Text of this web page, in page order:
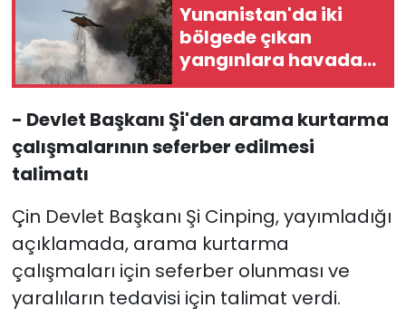
Yunanistan'da iki
bölgede çıkan
yangınlara havadan
ve karadan
- Devlet Başkanı Şi'den arama kurtarma
çalışmalarının seferber edilmesi
talimatı
Çin Devlet Başkanı Şi Cinping, yayımladığı
açıklamada, arama kurtarma
çalışmaları için seferber olunması ve
yaralıların tedavisi için talimat verdi.